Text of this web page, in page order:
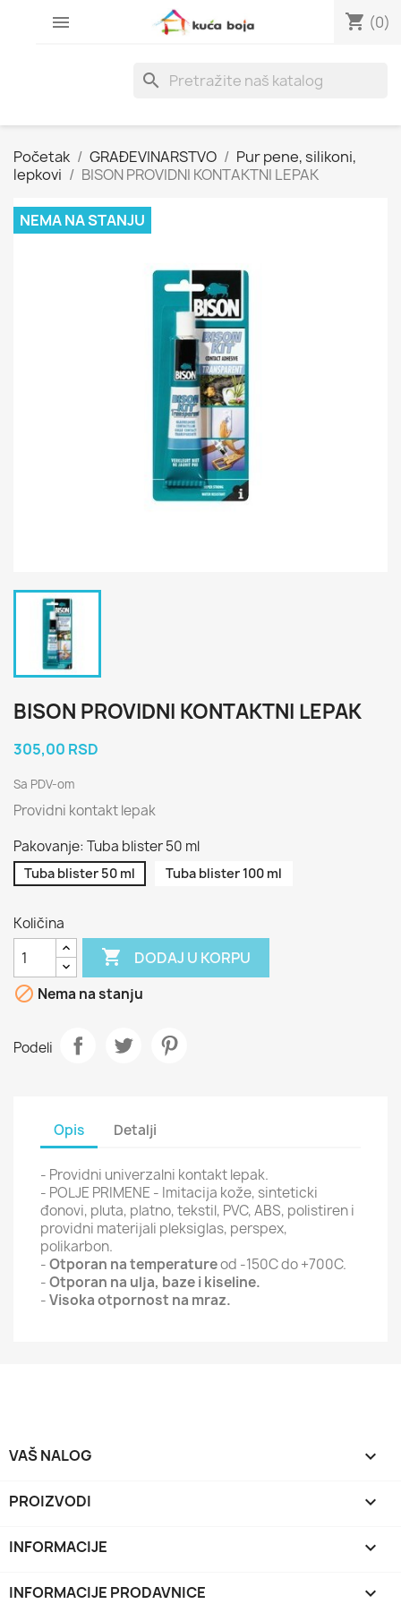
 shopping_cart (0)
search
Početak GRAĐEVINARSTVO
Pur pene, silikoni,
lepkovi
BISON PROVIDNI KONTAKTNI LEPAK
NEMA NA STANJU
BISON PROVIDNI KONTAKTNI LEPAK
305,00 RSD
Sa PDV-om
Providni kontakt lepak
Pakovanje: Tuba blister 50 ml
Tuba blister 50 ml Tuba blister 100 ml
Količina
 DODAJ U KORPU
 Nema na stanju
Podeli
Opis Detalji
- Providni univerzalni kontakt lepak.
- POLJE PRIMENE - Imitacija kože, sinteticki
đonovi, pluta, platno, tekstil, PVC, ABS, polistiren i
providni materijali pleksiglas, perspex,
polikarbon.
-Otporan na temperatureod -150C do +700C.
-Otporan na ulja, baze i kiseline.
-Visoka otpornost na mraz.
VAŠ NALOG 
PROIZVODI 
INFORMACIJE 
INFORMACIJE PRODAVNICE keyboard_arrow_down